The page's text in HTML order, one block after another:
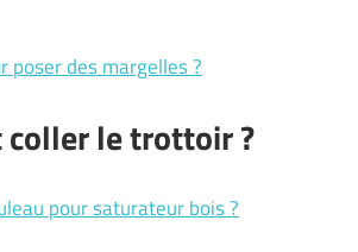
poser des margelles ?
coller le trottoir ?
pour saturateur bois ?